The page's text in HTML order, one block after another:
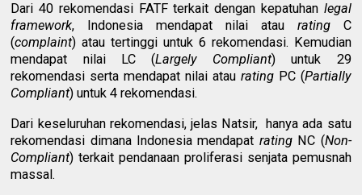
Dari 40 rekomendasi FATF terkait dengan kepatuhan legal
framework, Indonesia mendapat nilai atau ratingC
(complaint) atau tertinggi untuk 6 rekomendasi. Kemudian
mendapat nilai LC (Largely Compliant) untuk 29
rekomendasi serta mendapat nilai atau ratingPC (Partially
Compliant) untuk 4 rekomendasi.
Dari keseluruhan rekomendasi, jelas Natsir, hanya ada satu
rekomendasi dimana Indonesia mendapat ratingNC (Non-
Compliant) terkait pendanaan proliferasi senjata pemusnah
massal.